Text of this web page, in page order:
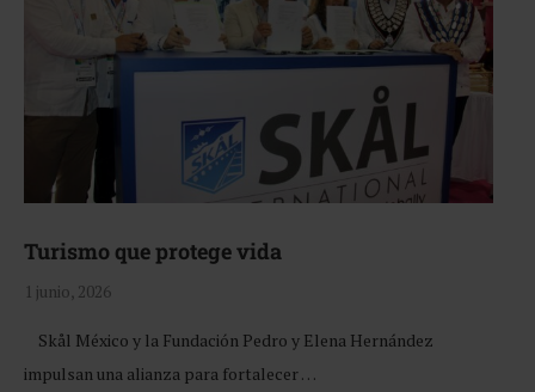
Turismo que protege vida
1 junio, 2026
Skål México y la Fundación Pedro y Elena Hernández
impulsan una alianza para fortalecer …